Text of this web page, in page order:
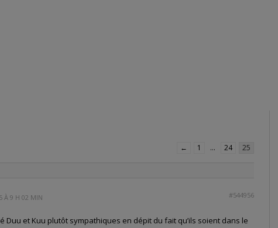
← 1 … 24 25
À 9 H 02 MIN #544956
Duu et Kuu plutôt sympathiques en dépit du fait qu’ils soient dans le